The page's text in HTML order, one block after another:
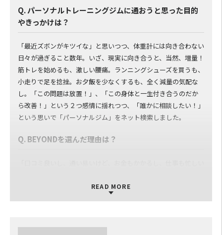
Q. パーソナルトレーニングジムに通おうと思った目的
やきっかけは？
「最近ズボンがキツイな」と思いつつ、体重計には向き合わない
日々が過ぎること数年。いざ、現実に向き合うと、当然、増量！
筋トレを始めるも、激しい腰痛。ランニングシューズを買うも、
小走りで足を捻挫。お夕飯を少なくするも、全く減量の気配な
し。「この問題は放置！」、「この身体と一生付き合うのだか
ら改善！」という２つ感情に揺れつつ、「誰かに相談したい！」
という思いで「パーソナルジム」をネット検索しました。
Q. BEYONDを選んだ理由は？
申し込む。でも、体験後、すぐに入会していました（笑）。初
READ MORE